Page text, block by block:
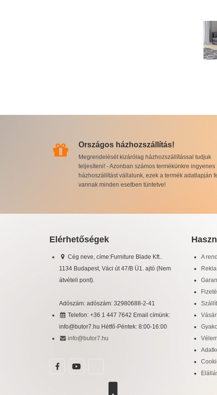
Országos házhozszállítás!
Megrendelését kizárólag házhozszállítással tudjuk
teljesíteni! - Azonban számos termékünkre ingyenes
házhoszállítást vállalunk, ezek a termék adatlapján
vannak minden esetben tüntetve!
Elérhetőségek
Cég neve, címe:Furniture Blade Kft..
1134 Budapest, Váci út 47/B Ü1. ajtó (Nem
átvételi pont).
Adószám: adószám: 32980688-2-41
Telefon: +36 1 447 7642 Email címünk:
info@butor7.hu Hétfő-Péntek: 8:00-16:00
info@butor7.hu
A